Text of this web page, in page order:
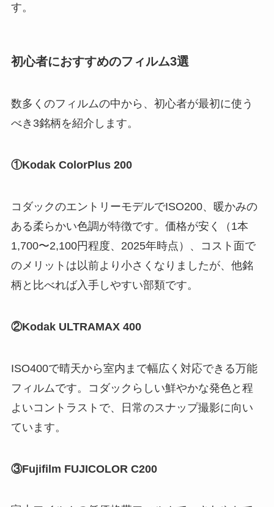
す。
初心者におすすめのフィルム3選
数多くのフィルムの中から、初心者が最初に使う
べき3銘柄を紹介します。
①Kodak ColorPlus 200
コダックのエントリーモデルでISO200、暖かみの
ある柔らかい色調が特徴です。価格が安く（1本
1,700〜2,100円程度、2025年時点）、コスト面で
のメリットは以前より小さくなりましたが、他銘
柄と比べれば入手しやすい部類です。
②Kodak ULTRAMAX 400
ISO400で晴天から室内まで幅広く対応できる万能
フィルムです。コダックらしい鮮やかな発色と程
よいコントラストで、日常のスナップ撮影に向い
ています。
③Fujifilm FUJICOLOR C200